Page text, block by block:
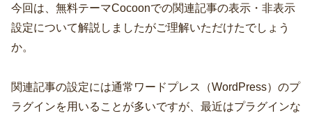
今回は、無料テーマCocoonでの関連記事の表示・非表示
設定について解説しましたがご理解いただけたでしょう
か。
関連記事の設定には通常ワードプレス（WordPress）のプ
ラグインを用いることが多いですが、最近はプラグインな